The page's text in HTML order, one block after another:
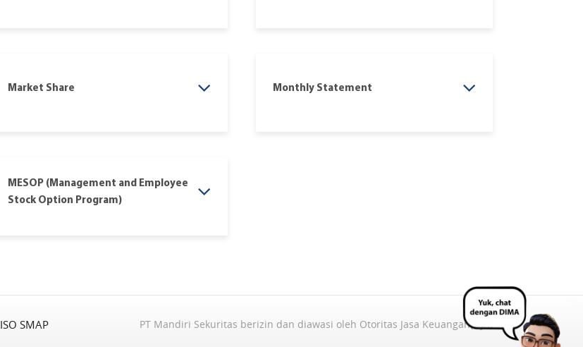
Market Share
MESOP (Management and Employee
Stock Option Program)
Monthly Statement
ISO SMAP PT Mandiri Sekuritas berizin dan diawasi oleh Otoritas Jasa Keuangan(OJK)